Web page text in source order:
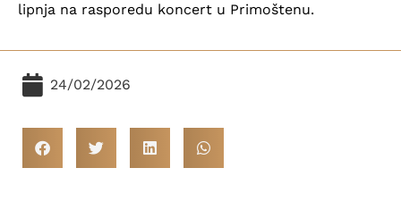
24/02/2026
lipnja na rasporedu koncert u Primoštenu.